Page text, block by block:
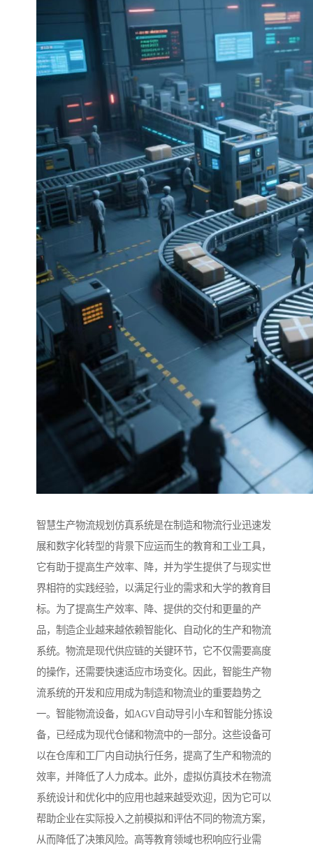
智慧生产物流规划仿真系统是在制造和物流行业迅速发
展和数字化转型的背景下应运而生的教育和工业工具，
它有助于提高生产效率、降，并为学生提供了与现实世
界相符的实践经验，以满足行业的需求和大学的教育目
标。为了提高生产效率、降、提供的交付和更量的产
品，制造企业越来越依赖智能化、自动化的生产和物流
系统。物流是现代供应链的关键环节，它不仅需要高度
的操作，还需要快速适应市场变化。因此，智能生产物
流系统的开发和应用成为制造和物流业的重要趋势之
一。智能物流设备，如AGV自动导引小车和智能分拣设
备，已经成为现代仓储和物流中的一部分。这些设备可
以在仓库和工厂内自动执行任务，提高了生产和物流的
效率，并降低了人力成本。此外，虚拟仿真技术在物流
系统设计和优化中的应用也越来越受欢迎，因为它可以
帮助企业在实际投入之前模拟和评估不同的物流方案，
从而降低了决策风险。高等教育领域也积响应行业需